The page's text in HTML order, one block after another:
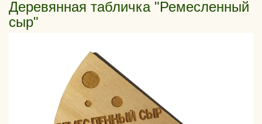
Деревянная табличка "Ремесленный
сыр"